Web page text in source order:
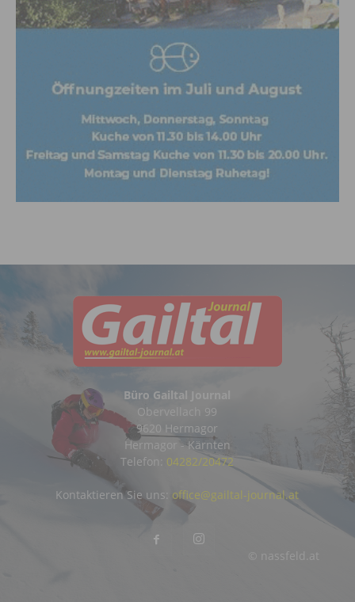
Büro Gailtal Journal
Obervellach 99
9620 Hermagor
Hermagor - Kärnten
Telefon: 04282/20472
© nassfeld.at
Kontaktieren Sie uns: office@gailtal-journal.at